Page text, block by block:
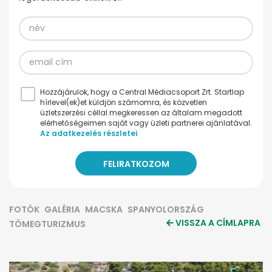
Hozzájárulok, hogy a Central Médiacsoport Zrt. Startlap
hírlevel(ek)et küldjön számomra, és közvetlen
üzletszerzési céllal megkeressen az általam megadott
elérhetőségeimen saját vagy üzleti partnerei ajánlatával.
Az adatkezelés részletei
FOTÓK GALÉRIA MACSKA SPANYOLORSZÁG
TÖMEGTURIZMUS
VISSZA A CÍMLAPRA